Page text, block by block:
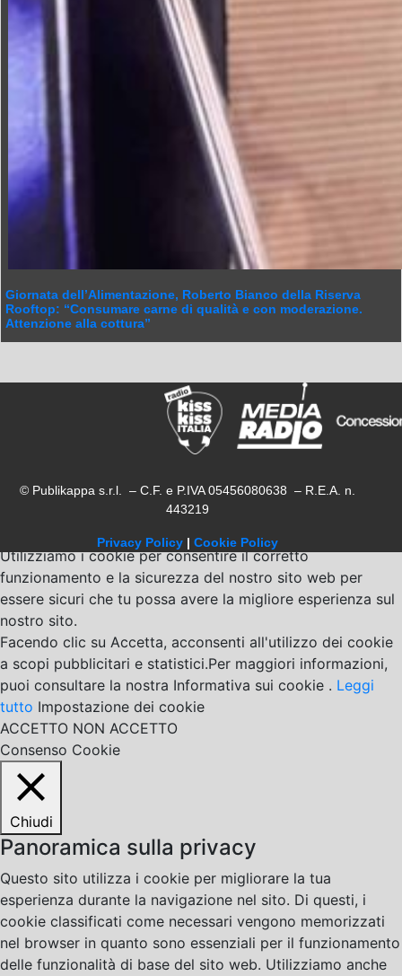
Giornata dell’Alimentazione, Roberto Bianco della Riserva
Rooftop: “Consumare carne di qualità e con moderazione.
Attenzione alla cottura”
© Publikappa s.r.l. – C.F. e P.IVA 05456080638 – R.E.A. n.
443219
Privacy Policy | Cookie Policy
Utilizziamo i cookie per consentire il corretto
funzionamento e la sicurezza del nostro sito web per
essere sicuri che tu possa avere la migliore esperienza sul
nostro sito.
Facendo clic su Accetta, acconsenti all'utilizzo dei cookie
a scopi pubblicitari e statistici.Per maggiori informazioni,
puoi consultare la nostra Informativa sui cookie . Leggi
tutto Impostazione dei cookie
ACCETTO NON ACCETTO
Consenso Cookie
Chiudi
Panoramica sulla privacy
Questo sito utilizza i cookie per migliorare la tua
esperienza durante la navigazione nel sito. Di questi, i
cookie classificati come necessari vengono memorizzati
nel browser in quanto sono essenziali per il funzionamento
delle funzionalità di base del sito web. Utilizziamo anche